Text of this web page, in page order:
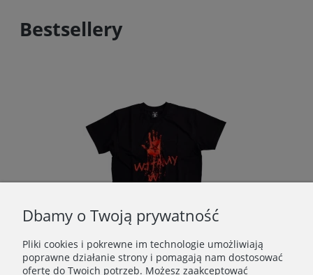
Bestsellery
Dbamy o Twoją prywatność
Pliki cookies i pokrewne im technologie umożliwiają
poprawne działanie strony i pomagają nam dostosować
ofertę do Twoich potrzeb. Możesz zaakceptować